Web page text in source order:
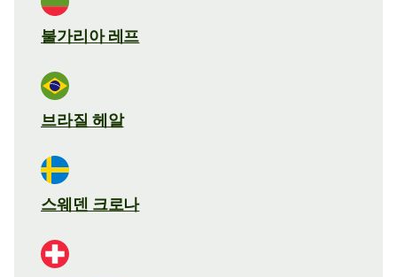
불가리아 레프
브라질 헤알
스웨덴 크로나